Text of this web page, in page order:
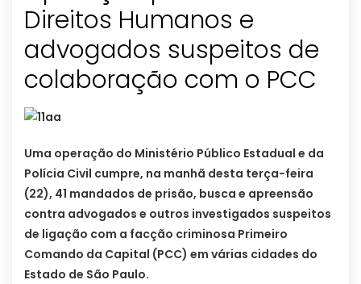
Direitos Humanos e
advogados suspeitos de
colaboração com o PCC
Uma operação do Ministério Público Estadual e da
Polícia Civil cumpre, na manhã desta terça-feira
(22), 41 mandados de prisão, busca e apreensão
contra advogados e outros investigados suspeitos
de ligação com a facção criminosa Primeiro
Comando da Capital (PCC) em várias cidades do
Estado de São Paulo.